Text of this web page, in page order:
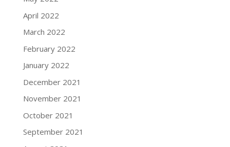
April 2022
March 2022
February 2022
January 2022
December 2021
November 2021
October 2021
September 2021